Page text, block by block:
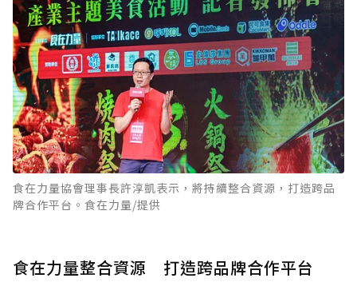
食在力量協會理事長許淳凱表示，將持續整合資源，打造跨品
牌合作平台。食在力量/提供
食在力量整合資源 打造跨品牌合作平台